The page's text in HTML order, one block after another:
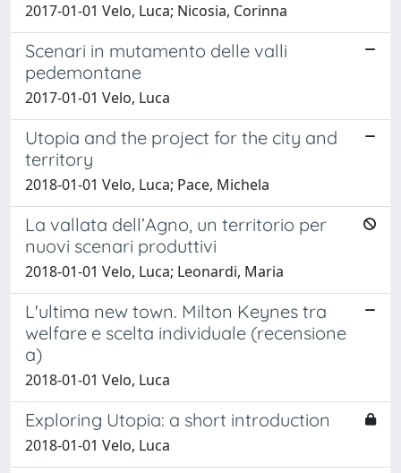
2017-01-01 Velo, Luca; Nicosia, Corinna
Scenari in mutamento delle valli
pedemontane
2017-01-01 Velo, Luca
Utopia and the project for the city and
territory
2018-01-01 Velo, Luca; Pace, Michela
La vallata dell’Agno, un territorio per
nuovi scenari produttivi
2018-01-01 Velo, Luca; Leonardi, Maria
L'ultima new town. Milton Keynes tra
welfare e scelta individuale (recensione
a)
2018-01-01 Velo, Luca
Exploring Utopia: a short introduction
2018-01-01 Velo, Luca